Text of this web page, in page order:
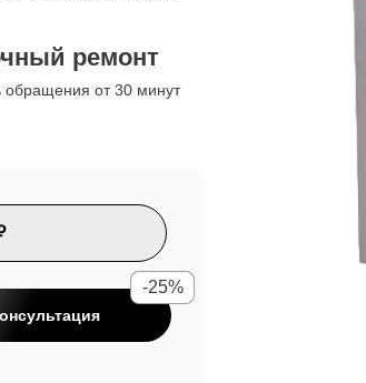
ремонт
обращения от 30 минут
-25%